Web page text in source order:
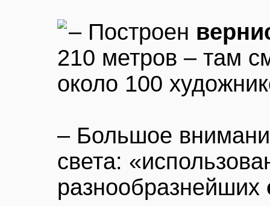
– Построен
210 метров – там
около 100
– Большое
света:
разнообразнейших